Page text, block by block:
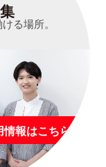
る場所。
情報はこちら